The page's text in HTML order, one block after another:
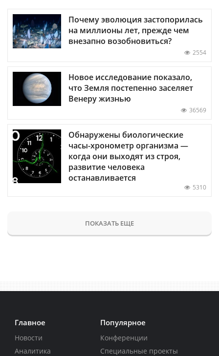
Почему эволюция застопорилась
на миллионы лет, прежде чем
внезапно возобновиться?
2554
Новое исследование показало,
что Земля постепенно заселяет
Венеру жизнью
36569
Обнаружены биологические
часы-хронометр организма —
когда они выходят из строя,
развитие человека
останавливается
5310
ПОКАЗАТЬ ЕЩЕ
Главное
Новости
Аналитика
Популярное
Конференции
Специальные проекты